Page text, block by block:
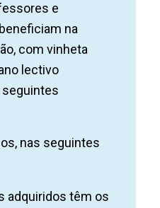
e
na
com vinheta
lectivo
nas seguintes
adquiridos têm os